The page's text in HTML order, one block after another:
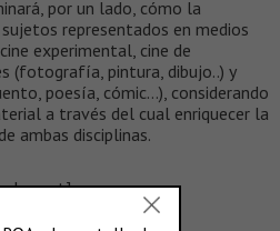
por un lado, cómo la
representados en medios
experimental, cine de
(fotografía, pintura, dibujo..) y
poesía, cómic…), considerando
a través del cual enriquecer la
ambas disciplinas.